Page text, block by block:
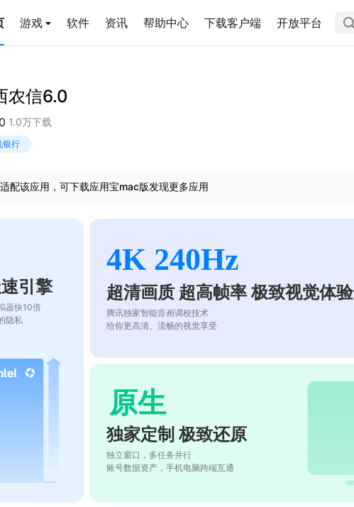
游戏 软件 资讯 帮助中心 下载客户端 开放平台
农信6.0
1.0万下载
银行
配该应用，可下载应用宝mac版发现更多应用
引擎
器快10倍
隐私
4K 240Hz
超清画质 超高帧率 极致视觉体验
腾讯独家智能音画调校技术
给你更高清、流畅的视觉享受
原生
独家定制 极致还原
独立窗口，多任务并行
账号数据资产，手机电脑跨端互通